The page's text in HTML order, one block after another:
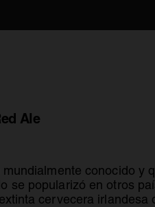
Ale
conocido y
se popularizó en otros
cervecera